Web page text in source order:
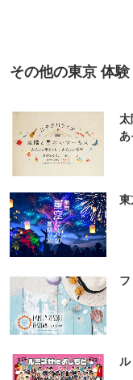
その他の東京 体